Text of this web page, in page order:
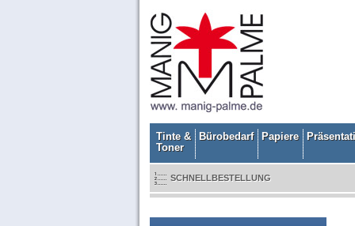
Tinte &
Toner
Bürobedarf Papiere
SCHNELLBESTELLUNG